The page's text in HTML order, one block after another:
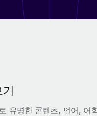
니스 도구로 프로세스를 간소화
라이즈
위한 글로벌 HR
되기
와의 파트너십 기회 탐색
기
유명한 콘텐츠, 언어, 어